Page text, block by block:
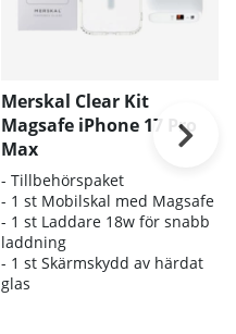
Merskal Clear Kit
Magsafe iPhone 17 Pro
Max
- Tillbehörspaket
- 1 st Mobilskal med Magsafe
- 1 st Laddare 18w för snabb
laddning
- 1 st Skärmskydd av härdat
glas